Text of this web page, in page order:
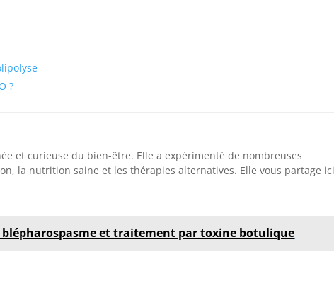
?
et curieuse du bien-être. Elle a expérimenté de nombreuses
la nutrition saine et les thérapies alternatives. Elle vous partage
blépharospasme et traitement par toxine botulique